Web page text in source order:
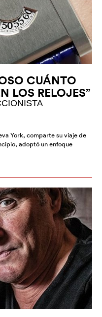
CUÁNTO
LOS RELOJES”
York, comparte su viaje de
adoptó un enfoque